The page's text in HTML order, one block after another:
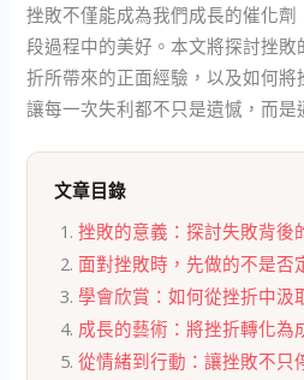
挫敗不僅能成為我們成長的催化
段過程中的美好。本文將探討挫
折所帶來的正面經驗，以及如何將
讓每一次失利都不只是遺憾，而是
文章目錄
挫敗的意義：探討失敗背後
面對挫敗時，先做的不是否
學會欣賞：如何從挫折中汲
成長的藝術：將挫折轉化為
從情緒到行動：讓挫敗不只